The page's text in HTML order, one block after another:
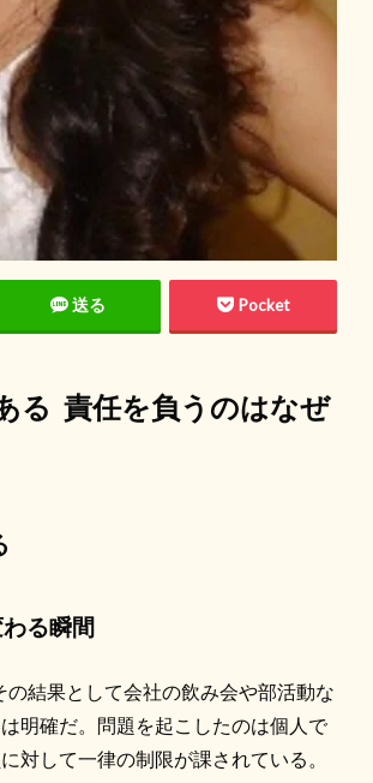
送る Pocket
る 責任を負うのはなぜ
る瞬間
結果として会社の飲み会や部活動な
明確だ。問題を起こしたのは個人で
対して一律の制限が課されている。